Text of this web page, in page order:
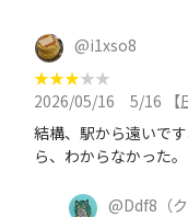
@i1xso8
★★★★★
2026/05/16
5/16 【圧巻のス
結構、駅から遠いで
ら、わからなかった。
@Ddf8 （